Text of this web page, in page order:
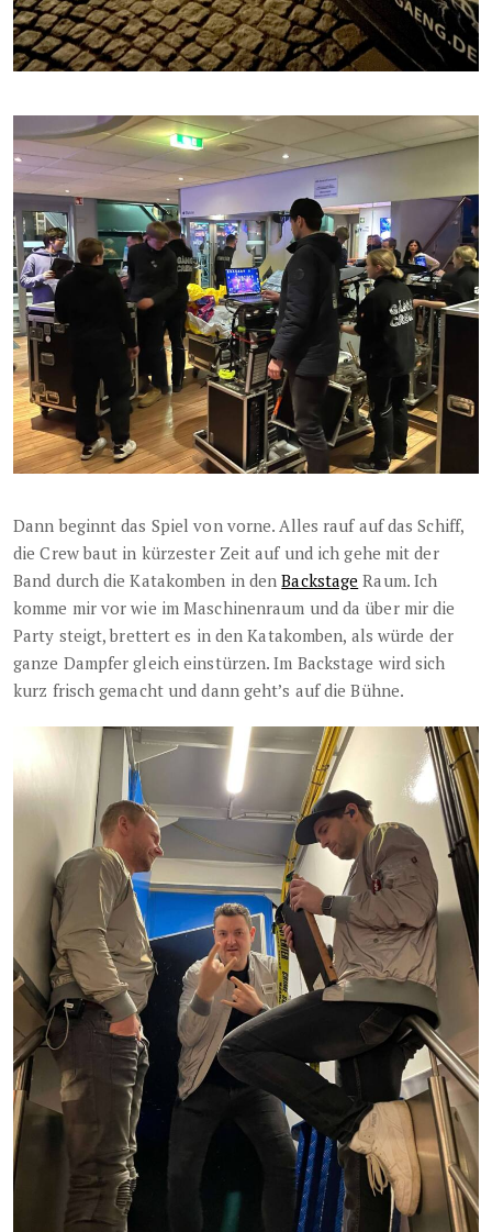
Dann beginnt das Spiel von vorne. Alles rauf auf das Schiff,
die Crew baut in kürzester Zeit auf und ich gehe mit der
Band durch die Katakomben in denBackstage Raum. Ich
komme mir vor wie im Maschinenraum und da über mir die
Party steigt, brettert es in den Katakomben, als würde der
ganze Dampfer gleich einstürzen. Im Backstage wird sich
kurz frisch gemacht und dann geht’s auf die Bühne.